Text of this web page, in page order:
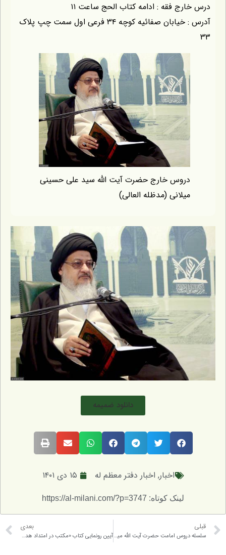
فقه : ادامه کتاب الحج ساعت ۱۱
آدرس : خیابان صفائیه کوچه ۳۴ فرعی اول سمت چپ پلاک
خارج حضرت آیت الله سید علی حسینی
(مدظله العالی)
دانلود ضمیمه
اخبار دفتر معظم له ۱۵ دی ۱۴۰۱
سلسله دروس امامت حضرت آیت الله میلانی مدظله العالی آیین رونمایی کتاب «مکتب در امتداد هدایت»